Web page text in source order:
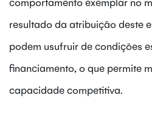
resultado da atribuição deste
podem usufruir de condições
financiamento, o que permite
capacidade competitiva.